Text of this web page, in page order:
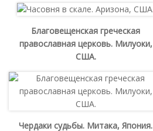
Благовещенская греческая
православная церковь. Милуоки,
США.
Чердаки судьбы. Митака, Япония.